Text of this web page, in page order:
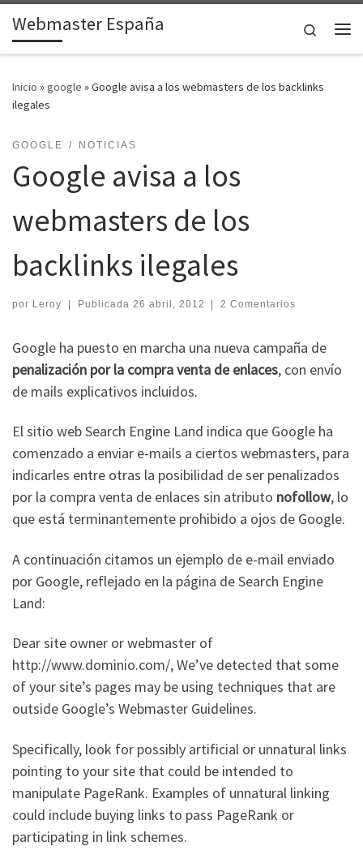
Saltar al contenido
Webmaster España
Search
Inicio »google »Google avisa a los webmasters de los backlinks
ilegales
GOOGLE NOTICIAS
Google avisa a los
webmasters de los
backlinks ilegales
por Leroy | Publicada 26 abril, 2012 | 2 Comentarios
Google ha puesto en marcha una nueva campaña de
penalización por la compra venta de enlaces, con envío
de mails explicativos incluidos.
El sitio web Search Engine Land indica que Google ha
comenzado a enviar e-mails a ciertos webmasters, para
indicarles entre otras la posibilidad de ser penalizados
por la compra venta de enlaces sin atributo nofollow, lo
que está terminantemente prohibido a ojos de Google.
A continuación citamos un ejemplo de e-mail enviado
por Google, reflejado en la página de Search Engine
Land:
Dear site owner or webmaster of
http://www.dominio.com/, We’ve detected that some
of your site’s pages may be using techniques that are
outside Google’s Webmaster Guidelines.
Specifically, look for possibly artificial or unnatural links
pointing to your site that could be intended to
manipulate PageRank. Examples of unnatural linking
could include buying links to pass PageRank or
participating in link schemes.